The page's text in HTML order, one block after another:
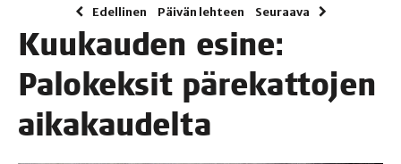
Edellinen Päivän lehteen Seuraava
Kuu­kau­den esi­ne:
Palo­kek­sit päre­kat­to­jen
aikakaudelta